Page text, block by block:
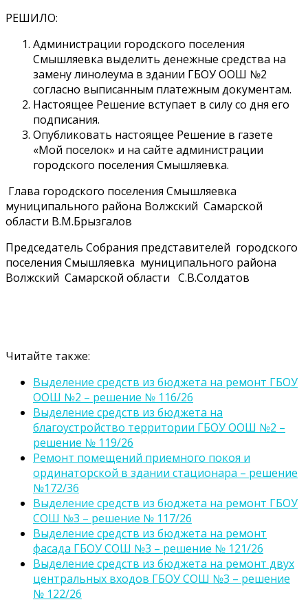
РЕШИЛО:
Администрации городского поселения
Смышляевка выделить денежные средства на
замену линолеума в здании ГБОУ ООШ №2
согласно выписанным платежным документам.
Настоящее Решение вступает в силу со дня его
подписания.
Опубликовать настоящее Решение в газете
«Мой поселок» и на сайте администрации
городского поселения Смышляевка.
Глава городского поселения Смышляевка
муниципального района Волжский Самарской
области В.М.Брызгалов
Председатель Собрания представителей городского
поселения Смышляевка муниципального района
Волжский Самарской области С.В.Солдатов
Читайте также:
Выделение средств из бюджета на ремонт ГБОУ
ООШ №2 – решение № 116/26
Выделение средств из бюджета на
благоустройство территории ГБОУ ООШ №2 –
решение № 119/26
Ремонт помещений приемного покоя и
ординаторской в здании стационара – решение
№172/36
Выделение средств из бюджета на ремонт ГБОУ
СОШ №3 – решение № 117/26
Выделение средств из бюджета на ремонт
фасада ГБОУ СОШ №3 – решение № 121/26
Выделение средств из бюджета на ремонт двух
центральных входов ГБОУ СОШ №3 – решение
№ 122/26